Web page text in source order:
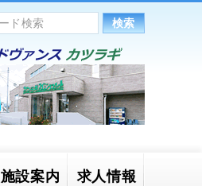
施設案内 求人情報